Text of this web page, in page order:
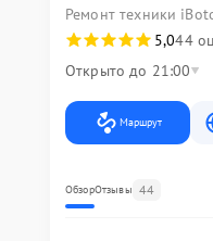
Ремонт техники
5,044
Открыто до 21:00
Маршрут
ОбзорОтзывы 44